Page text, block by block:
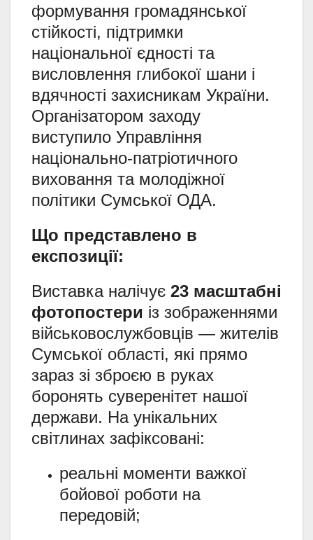
формування громадянської
стійкості, підтримки
національної єдності та
висловлення глибокої шани і
вдячності захисникам України.
Організатором заходу
виступило Управління
національно-патріотичного
виховання та молодіжної
політики Сумської ОДА.
Що представлено в
експозиції:
Виставка налічує 23 масштабні
фотопостери із зображеннями
військовослужбовців — жителів
Сумської області, які прямо
зараз зі зброєю в руках
боронять суверенітет нашої
держави. На унікальних
світлинах зафіксовані:
реальні моменти важкої
бойової роботи на
передовій;